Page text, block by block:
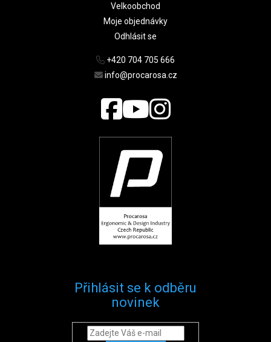
Velkoobchod
Moje objednávky
Odhlásit se
+420 704 705 666
info@procarosa.cz
Přihlásit se k odběru
novinek